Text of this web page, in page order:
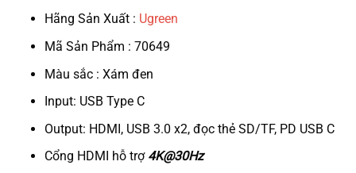
Hãng Sản Xuất : Ugreen
Mã Sản Phẩm : 70649
Màu sắc : Xám đen
Input: USB Type C
Output: HDMI, USB 3.0 x2, đọc thẻ SD/TF, PD USB C
Cổng HDMI hỗ trợ 4K@30Hz